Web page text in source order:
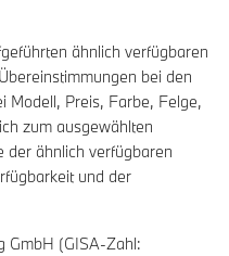
ähnlich verfügbaren
bei den
Modell, Preis, Farbe, Felge,
zum ausgewählten
der ähnlich verfügbaren
und der
GmbH (GISA-Zahl: